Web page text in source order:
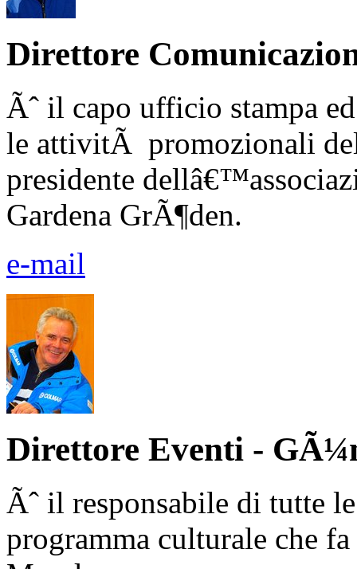
Direttore
Ãˆ il capo ufficio stampa
le attivitÃ promozionali
presidente
Gardena GrÃ¶den.
e-mail
Direttore Eventi -
Ãˆ il responsabile di tutte
programma culturale che